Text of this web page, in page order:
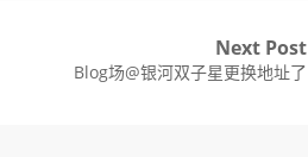
Next Post
Next
Blog场@银河双子星更换地址了